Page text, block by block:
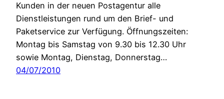
Kunden in der neuen Postagentur alle
Dienstleistungen rund um den Brief- und
Paketservice zur Verfügung. Öffnungszeiten:
Montag bis Samstag von 9.30 bis 12.30 Uhr
sowie Montag, Dienstag, Donnerstag…
04/07/2010